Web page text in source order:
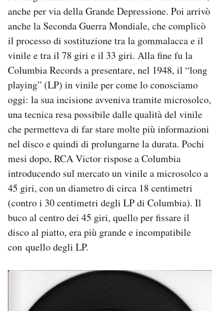
anche per via della Grande Depressione. Poi arrivò
anche la Seconda Guerra Mondiale, che complicò
il processo di sostituzione tra la gommalacca e il
vinile e tra il 78 giri e il 33 giri. Alla fine fu la
Columbia Records a presentare, nel 1948, il “long
playing” (LP) in vinile per come lo conosciamo
oggi: la sua incisione avveniva tramite microsolco,
una tecnica resa possibile dalle qualità del vinile
che permetteva di far stare molte più informazioni
nel disco e quindi di prolungarne la durata. Pochi
mesi dopo, RCA Victor rispose a Columbia
introducendo sul mercato un vinile a microsolco a
45 giri, con un diametro di circa 18 centimetri
(contro i 30 centimetri degli LP di Columbia). Il
buco al centro dei 45 giri, quello per fissare il
disco al piatto, era più grande e incompatibile
con quello degli LP.